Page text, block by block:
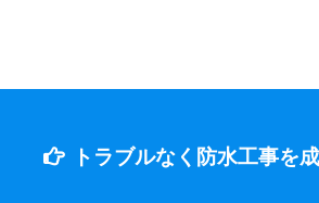
トラブルなく防水工事を